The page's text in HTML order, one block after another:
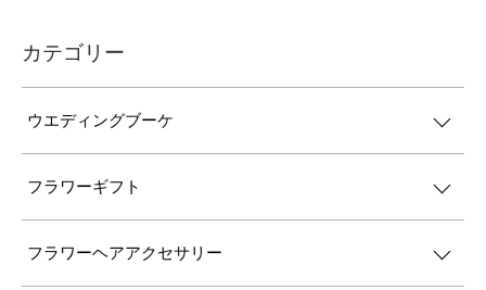
カテゴリー
ウエディングブーケ
フラワーギフト
フラワーヘアアクセサリー